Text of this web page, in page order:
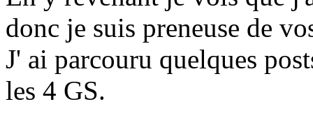
donc je suis preneuse de
J' ai parcouru quelques
les 4 GS.